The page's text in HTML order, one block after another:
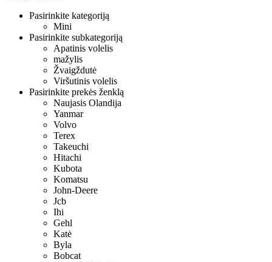
Pasirinkite kategoriją
Mini
Pasirinkite subkategoriją
Apatinis volelis
mažylis
Žvaigždutė
Viršutinis volelis
Pasirinkite prekės ženklą
Naujasis Olandija
Yanmar
Volvo
Terex
Takeuchi
Hitachi
Kubota
Komatsu
John-Deere
Jcb
Ihi
Gehl
Katė
Byla
Bobcat